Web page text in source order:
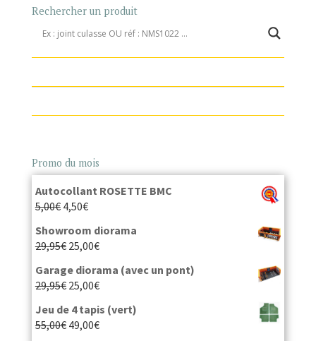
Rechercher un produit
Promo du mois
Autocollant ROSETTE BMC
5,00€ 4,50€
Showroom diorama
29,95€ 25,00€
Garage diorama (avec un pont)
29,95€ 25,00€
Jeu de 4 tapis (vert)
55,00€ 49,00€